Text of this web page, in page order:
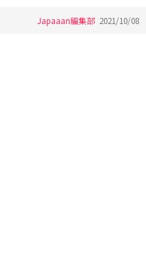
Japaaan編集部 2021/10/08